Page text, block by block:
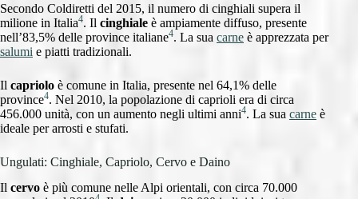
Secondo Coldiretti del 2015, il numero di cinghiali supera il
milione in Italia4. Il cinghiale è ampiamente diffuso, presente
nell’83,5% delle province italiane4. La sua carne è apprezzata per
salumi e piatti tradizionali.
Il capriolo è comune in Italia, presente nel 64,1% delle
province4. Nel 2010, la popolazione di caprioli era di circa
456.000 unità, con un aumento negli ultimi anni4. La sua carne è
ideale per arrosti e stufati.
Ungulati: Cinghiale, Capriolo, Cervo e Daino
Il cervo è più comune nelle Alpi orientali, con circa 70.000